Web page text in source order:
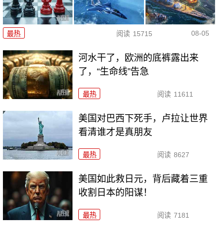
最热 阅读 15715 08-05
河水干了，欧洲的底裤露出来
了，“生命线”告急
最热 阅读 11611
美国对巴西下死手，卢拉让世界
看清谁才是真朋友
最热 阅读 8627
美国如此救日元，背后藏着三重
收割日本的阳谋！
最热 阅读 7181